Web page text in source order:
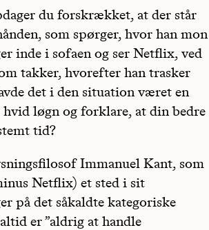
du forskrækket, at der står
som spørger, hvor han mon
inde i sofaen og ser Netflix, ved
takker, hvorefter han trasker
det i den situation været en
løgn og forklare, at din bedre
tid?
Immanuel Kant, som
Netflix) et sted i sit
på det såkaldte kategoriske
er ”aldrig at handle